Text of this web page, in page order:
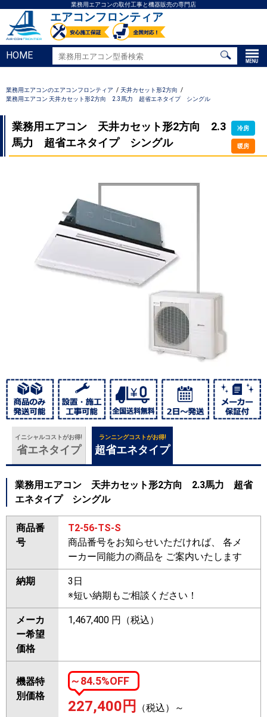
業務用エアコンの取付工事と機器販売の専門店
エアコンフロンティア
HOME
業務用エアコンのエアコンフロンティア
天井カセット形2方向
業務用エアコン 天井カセット形2方向 2.3馬力 超省エネタイプ シングル
業務用エアコン 天井カセット形2方向 2.3
馬力 超省エネタイプ シングル
冷房
暖房
イニシャルコストがお得!
省エネタイプ
ランニングコストがお得!
超省エネタイプ
業務用エアコン 天井カセット形2方向 2.3馬力 超省
エネタイプ シングル
商品番
号
T2-56-TS-S
商品番号をお知らせいただければ、 各メ
ーカー同能力の商品を ご案内いたします
納期
3日
※短い納期もご相談ください！
メーカ
ー希望
価格
1,467,400 円（税込）
機器特
別価格
～84.5%OFF
227,400 円
（税込）～